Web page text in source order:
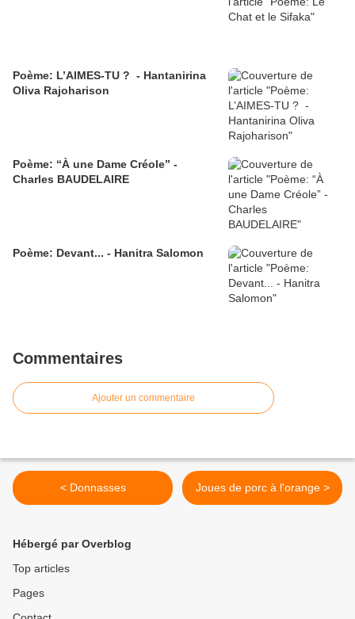
Poème: L’AIMES-TU ? - Hantanirina
Oliva Rajoharison
Poème: “À une Dame Créole” -
Charles BAUDELAIRE
Poème: Devant... - Hanitra Salomon
Commentaires
Ajouter un commentaire
< Donnasses Joues de porc à l'orange >
Hébergé par Overblog
Top articles
Pages